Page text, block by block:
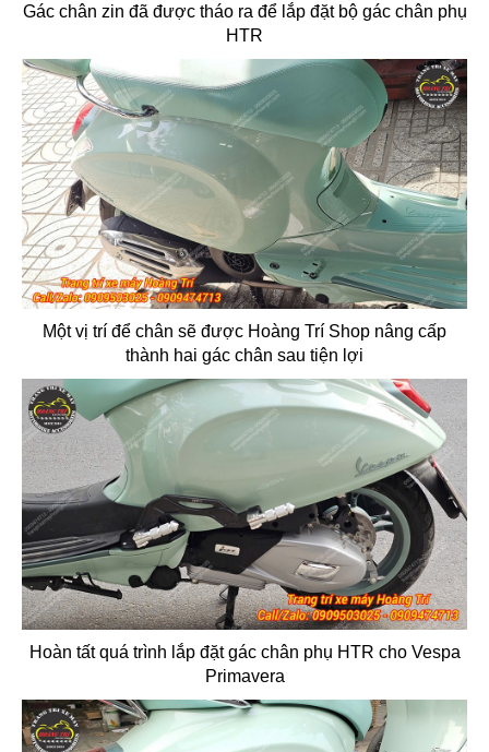
Gác chân zin đã được tháo ra để lắp đặt bộ gác chân phụ
HTR
Một vị trí để chân sẽ được Hoàng Trí Shop nâng cấp
thành hai gác chân sau tiện lợi
Hoàn tất quá trình lắp đặt gác chân phụ HTR cho Vespa
Primavera